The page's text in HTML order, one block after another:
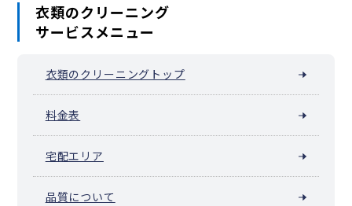
衣類のクリーニング
サービスメニュー
衣類のクリーニングトップ
料金表
宅配エリア
品質について